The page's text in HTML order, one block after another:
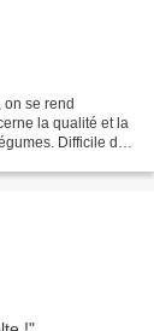
se rend
la qualité et la
Difficile de